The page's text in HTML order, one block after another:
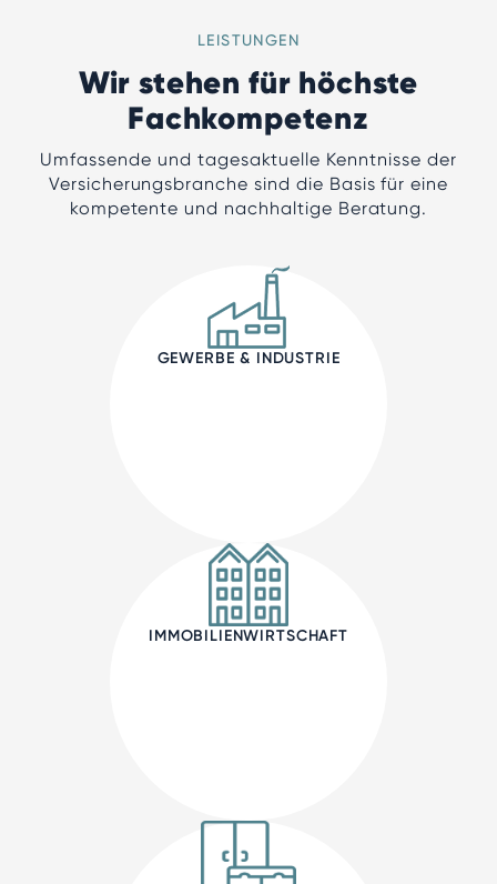
LEISTUNGEN
Wir stehen für höchste
Fachkompetenz
Umfassende und tagesaktuelle Kenntnisse der
Versicherungsbranche sind die Basis für eine
kompetente und nachhaltige Beratung.
GEWERBE & INDUSTRIE
IMMOBILIENWIRTSCHAFT